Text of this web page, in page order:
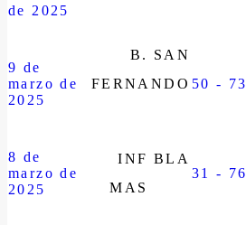
de 2025
9 de
marzo de
2025
B. SAN
FERNANDO 50 - 73
8 de
marzo de
2025
INF BLA
MAS
31 - 76